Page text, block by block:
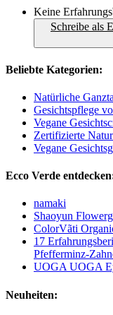
Keine
Schreibe als
Beliebte Kategorien:
Natürliche
Gesichtspflege
Vegane
Zertifizierte
Vegane
Ecco Verde
namaki
Shaoyun
ColorVãti
17
Pfefferminz-
UOGA UOGA
Neuheiten: